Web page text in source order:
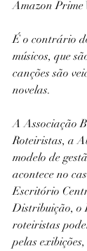
Amazon Prime
É o contrário
músicos, que
canções são
novelas.
A Associação
Roteiristas, a
modelo de
acontece no
Escritório
Distribuição, o
roteiristas
pelas exibições,